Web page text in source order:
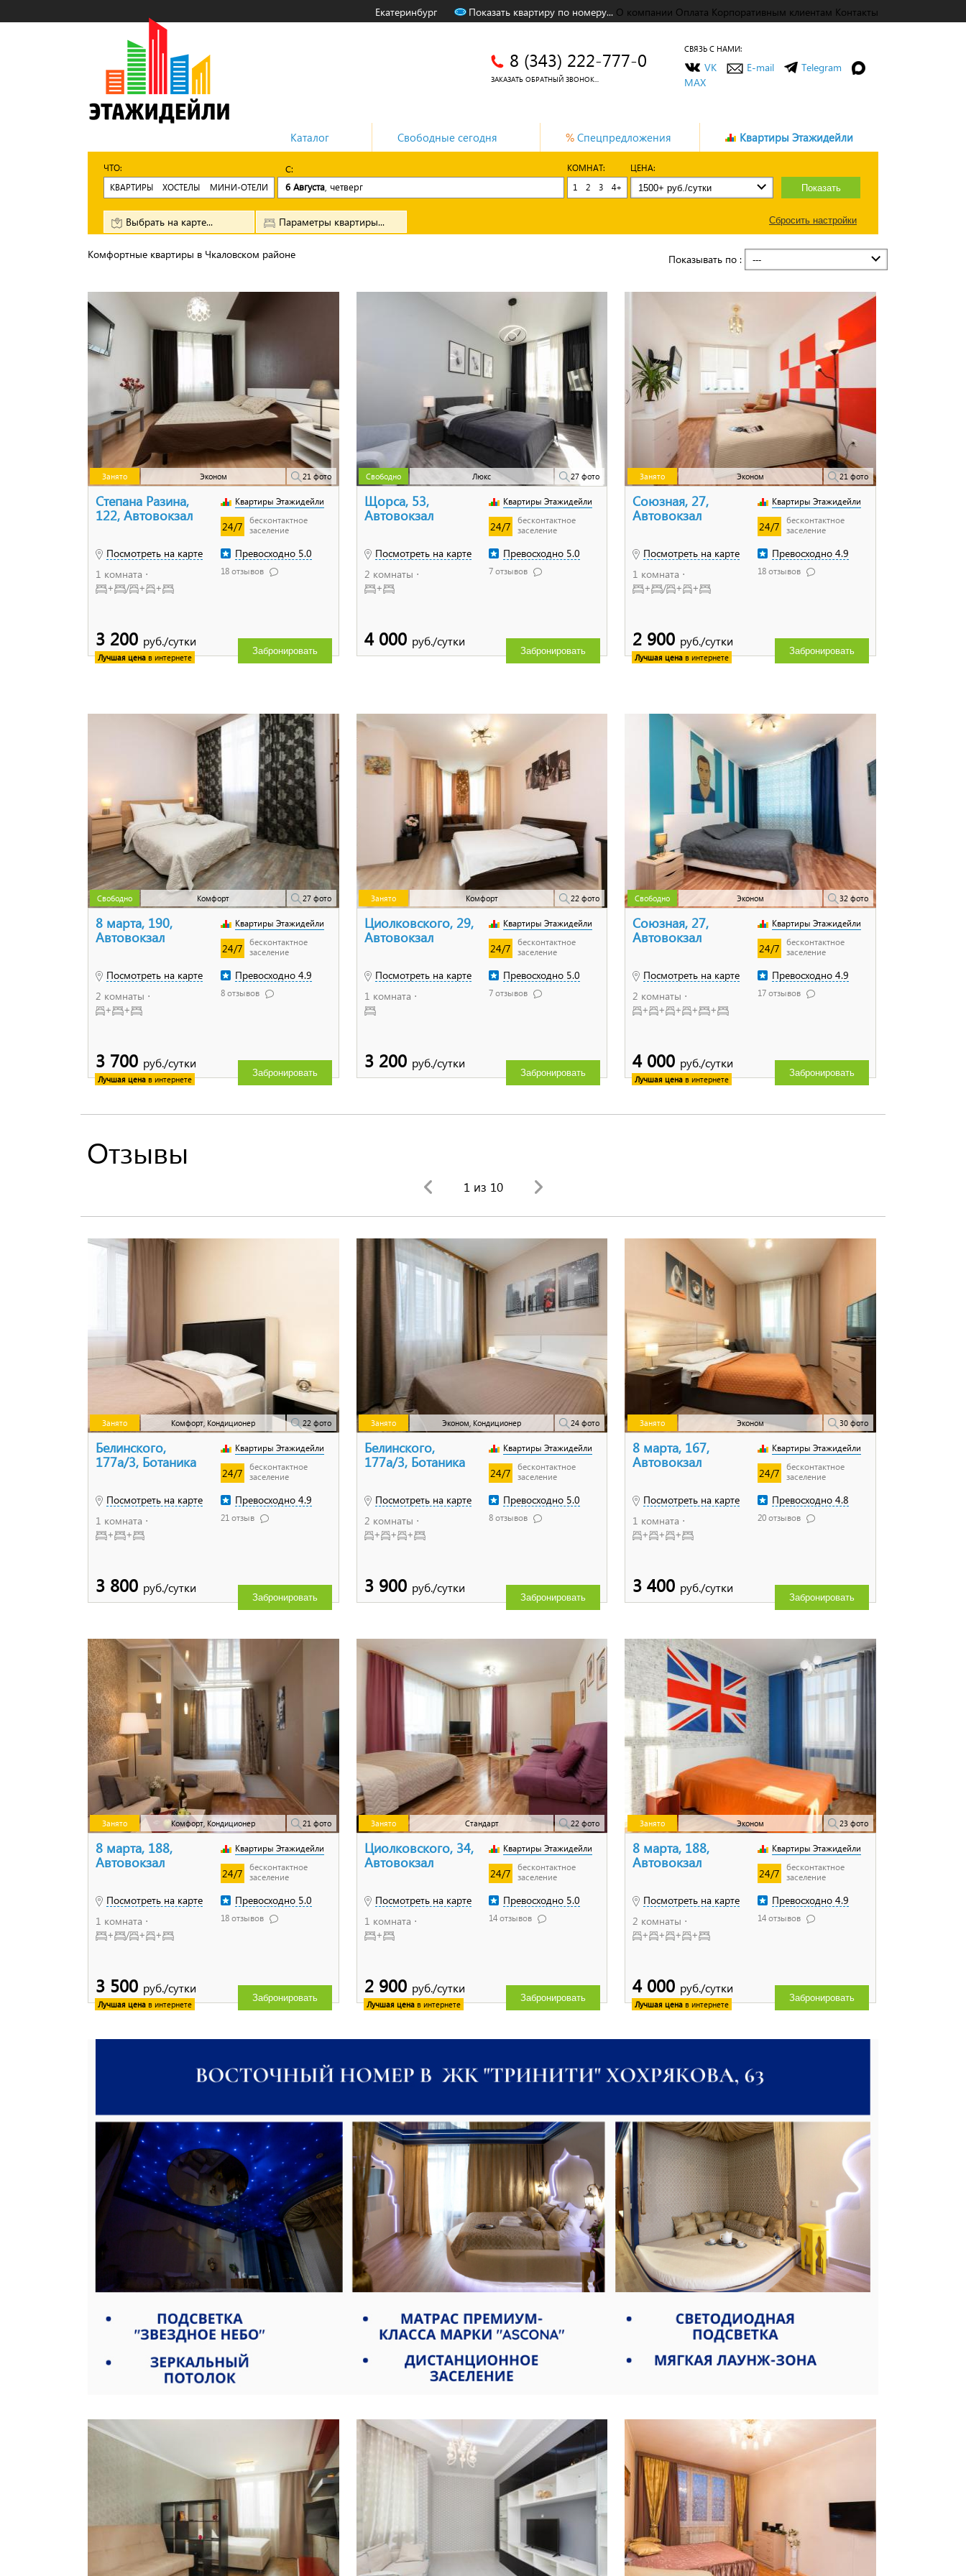
Екатеринбург Показать квартиру по номеру... О компании Оплата Корпоративным клиентам Контакты
8 (343) 222-777-0
ЗАКАЗАТЬ ОБРАТНЫЙ ЗВОНОК...
СВЯЗЬ С НАМИ:
VK E-mail
Telegram
MAX
Каталог Свободные сегодня % Спецпредложения Квартиры Этажидейли
ЧТО:
КВАРТИРЫ
ХОСТЕЛЫ МИНИ-ОТЕЛИ 6 Августа , четверг
КОМНАТ:
1
2 3 4+
ЦЕНА:
Показать
Параметры квартиры...
Выбрать на карте... Сбросить настройки
Комфортные квартиры в Чкаловском районе Показывать по :
Занято Эконом 21 фото
Степана Разина,
122, Автовокзал
Посмотреть на карте
1 комната ⋅
+
/ + +
Квартиры Этажидейли
24/7
бесконтактное
заселение
Превосходно 5.0
18 отзывов
3 200 руб./сутки
Лучшая цена в интернете
Забронировать
Свободно Люкс 27 фото
Щорса, 53,
Автовокзал
Посмотреть на карте
2 комнаты ⋅
+
Квартиры Этажидейли
24/7
бесконтактное
заселение
Превосходно 5.0
7 отзывов
4 000 руб./сутки
Забронировать
Занято Эконом 21 фото
Союзная, 27,
Автовокзал
Посмотреть на карте
1 комната ⋅
+
/ + +
Квартиры Этажидейли
24/7
бесконтактное
заселение
Превосходно 4.9
18 отзывов
2 900 руб./сутки
Лучшая цена в интернете
Забронировать
Свободно Комфорт 27 фото
8 марта, 190,
Автовокзал
Посмотреть на карте
2 комнаты ⋅
+
+
Квартиры Этажидейли
24/7
бесконтактное
заселение
Превосходно 4.9
8 отзывов
3 700 руб./сутки
Лучшая цена в интернете
Забронировать
Занято Комфорт 22 фото
Циолковского, 29,
Автовокзал
Посмотреть на карте
1 комната ⋅
Квартиры Этажидейли
24/7
бесконтактное
заселение
Превосходно 5.0
7 отзывов
3 200 руб./сутки
Забронировать
Свободно Эконом 32 фото
Союзная, 27,
Автовокзал
Посмотреть на карте
2 комнаты ⋅
+
+ + + +
Квартиры Этажидейли
24/7
бесконтактное
заселение
Превосходно 4.9
17 отзывов
4 000 руб./сутки
Лучшая цена в интернете
Забронировать
Отзывы
1из 10
Занято Комфорт, Кондиционер 22 фото
Белинского,
177а/3, Ботаника
Посмотреть на карте
1 комната ⋅
+
+
Квартиры Этажидейли
24/7
бесконтактное
заселение
Превосходно 4.9
21 отзыв
3 800 руб./сутки
Забронировать
Занято Эконом, Кондиционер 24 фото
Белинского,
177а/3, Ботаника
Посмотреть на карте
2 комнаты ⋅
+
+ +
Квартиры Этажидейли
24/7
бесконтактное
заселение
Превосходно 5.0
8 отзывов
3 900 руб./сутки
Забронировать
Занято Эконом 30 фото
8 марта, 167,
Автовокзал
Посмотреть на карте
1 комната ⋅
+
+ +
Квартиры Этажидейли
24/7
бесконтактное
заселение
Превосходно 4.8
20 отзывов
3 400 руб./сутки
Забронировать
Занято Комфорт, Кондиционер 21 фото
8 марта, 188,
Автовокзал
Посмотреть на карте
1 комната ⋅
+
/ + +
Квартиры Этажидейли
24/7
бесконтактное
заселение
Превосходно 5.0
18 отзывов
3 500 руб./сутки
Лучшая цена в интернете
Забронировать
Занято Стандарт 22 фото
Циолковского, 34,
Автовокзал
Посмотреть на карте
1 комната ⋅
+
Квартиры Этажидейли
24/7
бесконтактное
заселение
Превосходно 5.0
14 отзывов
2 900 руб./сутки
Лучшая ценав интернете
Забронировать
Занято Эконом 23 фото
8 марта, 188,
Автовокзал
Посмотреть на карте
2 комнаты ⋅
+
+ + +
Квартиры Этажидейли
24/7
бесконтактное
заселение
Превосходно 4.9
14 отзывов
4 000 руб./сутки
Лучшая цена в интернете
Забронировать